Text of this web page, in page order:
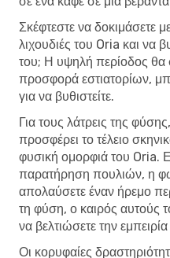
Σκέφτεστε να δοκιμάσετε
λιχουδιές του Oria και να
του; Η υψηλή περίοδος θα
προσφορά εστιατορίων,
για να βυθιστείτε.
Για τους λάτρεις της
προσφέρει το τέλειο
φυσική ομορφιά του Oria.
παρατήρηση πουλιών, η
απολαύσετε έναν ήρεμο
τη φύση, ο καιρός αυτούς
να βελτιώσετε την
Οι κορυφαίες